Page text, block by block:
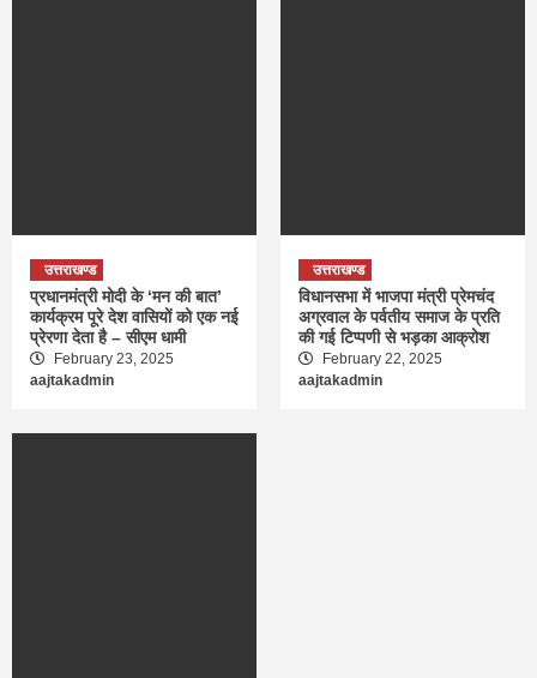
उत्तराखण्ड
प्रधानमंत्री मोदी के ‘मन की बात’
कार्यक्रम पूरे देश वासियों को एक नई
प्रेरणा देता है – सीएम धामी
February 23, 2025
aajtakadmin
उत्तराखण्ड
विधानसभा में भाजपा मंत्री प्रेमचंद
अग्रवाल के पर्वतीय समाज के प्रति
की गई टिप्पणी से भड़का आक्रोश
February 22, 2025
aajtakadmin